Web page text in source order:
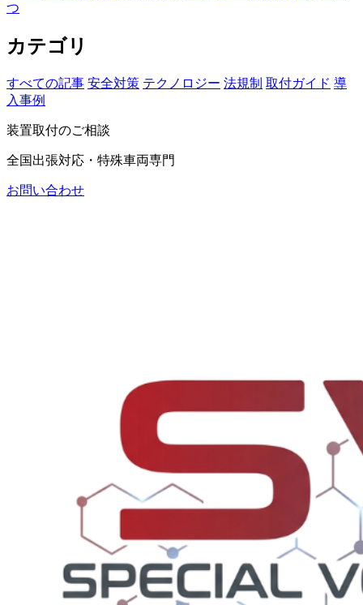
つ
カテゴリ
すべての記事 安全対策 テクノロジー 法規制 取付ガイド 導
入事例
装置取付のご相談
全国出張対応・特殊車両専門
お問い合わせ